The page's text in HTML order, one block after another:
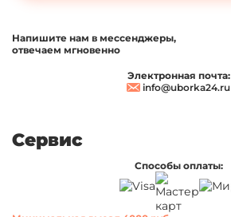
Напишите нам в мессенджеры,
отвечаем мгновенно
Электронная почта:
info@uborka24.ru
Сервис
Способы оплаты: